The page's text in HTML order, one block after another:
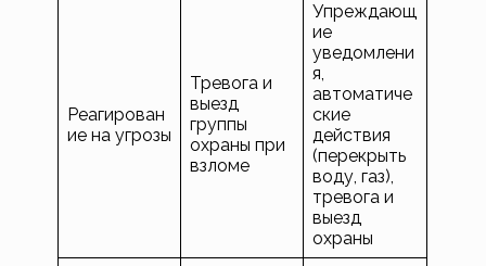
Реагирован
ие на угрозы
Тревога и
выезд
группы
охраны при
взломе
Упреждающ
ие
уведомлени
я,
автоматиче
ские
действия
(перекрыть
воду, газ),
тревога и
выезд
охраны